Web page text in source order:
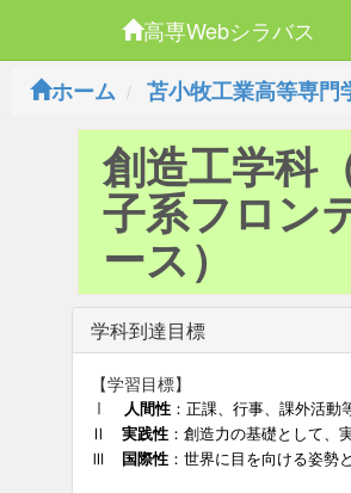
高専Webシラバス
ホーム 苫小牧工業高等専門
創造工学科
子系フロン
ース）
学科到達目標
【学習目標】
Ⅰ
人間性 ：正課、行事、課外活動
Ⅱ 実践性 ：創造力の基礎として、
Ⅲ
国際性 ：世界に目を向ける姿勢